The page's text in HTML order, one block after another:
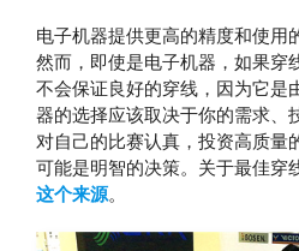
电子机器提供更高的精度和使用
然而，即使是电子机器，如果穿
不会保证良好的穿线，因为它是
器的选择应该取决于你的需求、
对自己的比赛认真，投资高质量
可能是明智的决策。关于最佳穿
这个来源。